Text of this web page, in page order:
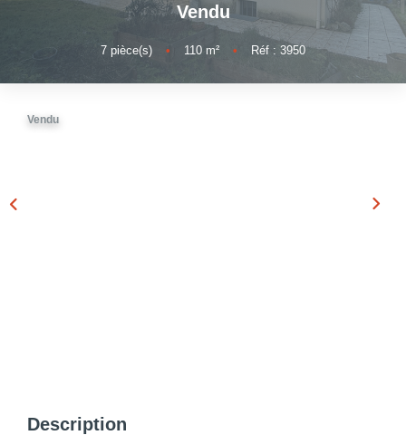
Nos Actualités
CONTACT
Vendu
7 pièce(s) • 110 m² • Réf : 3950
Vendu
Description